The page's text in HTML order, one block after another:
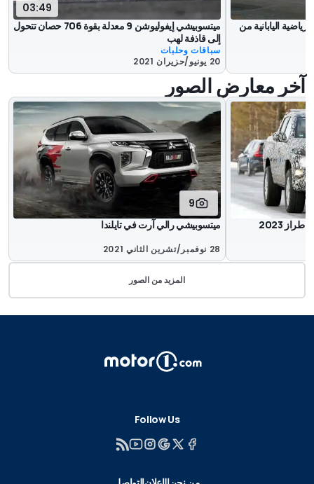
اليابانية من
03:49
ميتسوبيشي إيفوليوشن 9 معدلة بقوة 706 حصان تتحول
إلى قاذفة لهب
سباقات وحلبات
20 يونيو/حزيران 2021
آخر معارض الصور
9
ميتسوبيشي رالي آرت في تايلندا
28 نوفمبر/تشرين الثاني 2021
المزيد من الصور
Follow Us